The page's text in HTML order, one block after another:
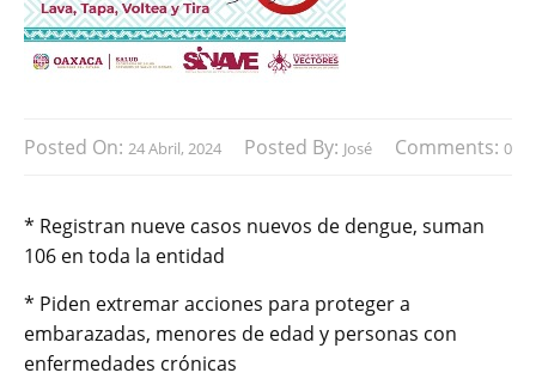
Posted On: 24 Abril, 2024 Posted By: José Comments: 0
* Registran nueve casos nuevos de dengue, suman
106 en toda la entidad
* Piden extremar acciones para proteger a
embarazadas, menores de edad y personas con
enfermedades crónicas